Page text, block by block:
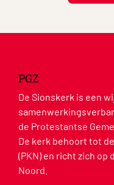
PGZ
De Sionskerk is een
de Protestantse
De kerk behoort tot
(PKN) en richt zich op
Noord.